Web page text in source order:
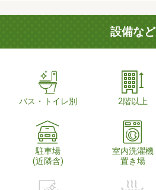
設備など
バス・トイレ別 2階以上
駐車場
(近隣含)
室内洗濯機
置き場